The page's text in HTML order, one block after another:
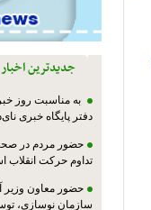
جدیدترین اخبار
به مناسبت روز
دفتر پایگاه خبری
حضور مردم در
تداوم حرکت انقلاب
حضور معاون
سازمان نوسازی،